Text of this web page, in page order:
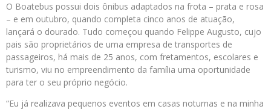
O Boatebus possui dois ônibus adaptados na frota – prata e rosa
– e em outubro, quando completa cinco anos de atuação,
lançará o dourado. Tudo começou quando Felippe Augusto, cujo
pais são proprietários de uma empresa de transportes de
passageiros, há mais de 25 anos, com fretamentos, escolares e
turismo, viu no empreendimento da família uma oportunidade
para ter o seu próprio negócio.
“Eu já realizava pequenos eventos em casas noturnas e na minha